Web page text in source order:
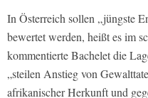
In Österreich sollen „jüngste
bewertet werden, heißt es im
kommentierte Bachelet die
„steilen Anstieg von
afrikanischer Herkunft und